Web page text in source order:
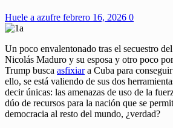
Huele a azufre febrero 16, 2026 0
Un poco envalentonado tras el secuestro
Nicolás Maduro y su esposa y otro poco
Trump busca asfixiara Cuba para
ello, se está valiendo de sus dos
decir únicas: las amenazas de uso de la
dúo de recursos para la nación que se
democracia al resto del mundo, ¿verdad?